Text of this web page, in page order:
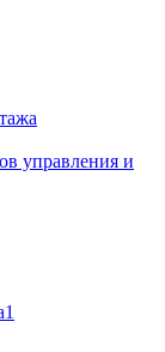
управления и
1